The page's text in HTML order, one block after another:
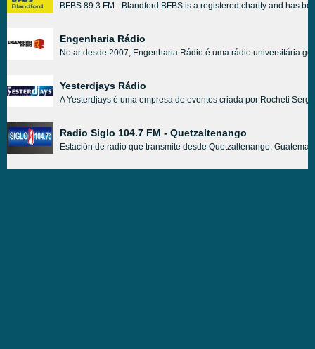
BFBS 89.3 FM - Blandford BFBS is a registered charity and has
Engenharia Rádio
No ar desde 2007, Engenharia Rádio é uma rádio universitária
Yesterdjays Rádio
A Yesterdjays é uma empresa de eventos criada por Rocheti
Radio Siglo 104.7 FM - Quetzaltenango
Estación de radio que transmite desde Quetzaltenango,